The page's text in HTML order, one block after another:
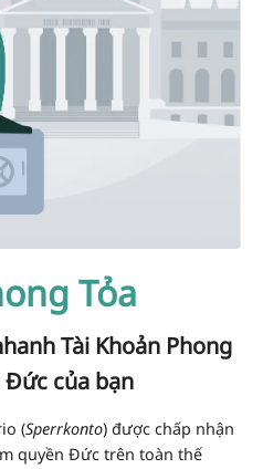
Tỏa
Tài Khoản Phong
Đức của bạn
(Sperrkonto) được chấp nhận
quyền Đức trên toàn thế